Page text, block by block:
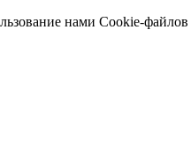
нами Cookie-